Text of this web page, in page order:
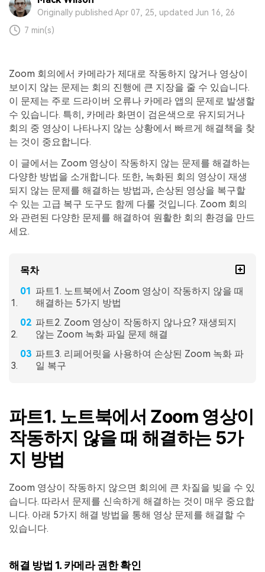
Originally published Apr 07, 25, updated Jun 16, 26
7 min(s)
Zoom 회의에서 카메라가 제대로 작동하지 않거나 영상이
보이지 않는 문제는 회의 진행에 큰 지장을 줄 수 있습니다.
이 문제는 주로 드라이버 오류나 카메라 앱의 문제로 발생할
수 있습니다. 특히, 카메라 화면이 검은색으로 유지되거나
회의 중 영상이 나타나지 않는 상황에서 빠르게 해결책을 찾
는 것이 중요합니다.
이 글에서는 Zoom 영상이 작동하지 않는 문제를 해결하는
다양한 방법을 소개합니다. 또한, 녹화된 회의 영상이 재생
되지 않는 문제를 해결하는 방법과, 손상된 영상을 복구할
수 있는 고급 복구 도구도 함께 다룰 것입니다. Zoom 회의
와 관련된 다양한 문제를 해결하여 원활한 회의 환경을 만드
세요.
목차
파트1. 노트북에서 Zoom 영상이 작동하지 않을 때
해결하는 5가지 방법
파트2. Zoom 영상이 작동하지 않나요? 재생되지
않는 Zoom 녹화 파일 문제 해결
파트3. 리페어릿을 사용하여 손상된 Zoom 녹화 파
일 복구
파트1. 노트북에서 Zoom 영상이
작동하지 않을 때 해결하는 5가
지 방법
Zoom 영상이 작동하지 않으면 회의에 큰 차질을 빚을 수 있
습니다. 따라서 문제를 신속하게 해결하는 것이 매우 중요합
니다. 아래 5가지 해결 방법을 통해 영상 문제를 해결할 수
있습니다.
해결 방법 1. 카메라 권한 확인